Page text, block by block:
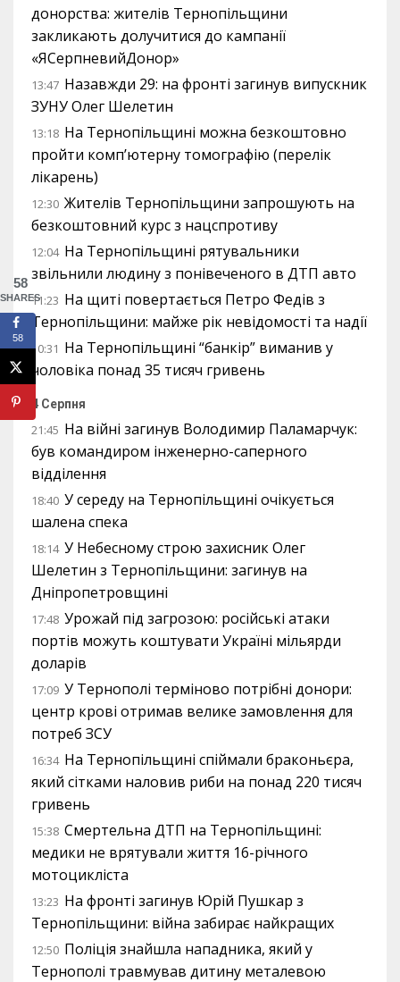
донорства: жителів Тернопільщини
закликають долучитися до кампанії
«ЯСерпневийДонор»
13:47 Назавжди 29: на фронті загинув випускник
ЗУНУ Олег Шелетин
13:18 На Тернопільщині можна безкоштовно
пройти комп’ютерну томографію (перелік
лікарень)
12:30 Жителів Тернопільщини запрошують на
безкоштовний курс з нацспротиву
12:04 На Тернопільщині рятувальники
звільнили людину з понівеченого в ДТП авто
11:23 На щиті повертається Петро Федів з
Тернопільщини: майже рік невідомості та надії
10:31 На Тернопільщині “банкір” виманив у
чоловіка понад 35 тисяч гривень
4 Серпня
21:45 На війні загинув Володимир Паламарчук:
був командиром інженерно-саперного
відділення
18:40 У середу на Тернопільщині очікується
шалена спека
18:14 У Небесному строю захисник Олег
Шелетин з Тернопільщини: загинув на
Дніпропетровщині
17:48 Урожай під загрозою: російські атаки
портів можуть коштувати Україні мільярди
доларів
17:09 У Тернополі терміново потрібні донори:
центр крові отримав велике замовлення для
потреб ЗСУ
16:34 На Тернопільщині спіймали браконьєра,
який сітками наловив риби на понад 220 тисяч
гривень
15:38 Смертельна ДТП на Тернопільщині:
медики не врятували життя 16-річного
мотоцикліста
13:23 На фронті загинув Юрій Пушкар з
Тернопільщини: війна забирає найкращих
12:50 Поліція знайшла нападника, який у
Тернополі травмував дитину металевою
58
SHARES
58